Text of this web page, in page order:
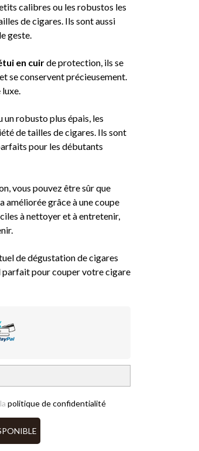
calibres ou les robustos les
de cigares. Ils sont aussi
geste.
en cuirde protection, ils se
se conservent précieusement.
luxe.
robusto plus épais, les
de tailles de cigares. Ils sont
pour les débutants
vous pouvez être sûr que
améliorée grâce à une coupe
à nettoyer et à entretenir,
de dégustation de cigares
parfait pour couper votre cigare
politique de confidentialité